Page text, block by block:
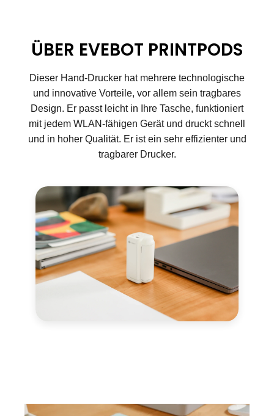
ÜBER EVEBOT PRINTPODS
Dieser Hand-Drucker hat mehrere technologische
und innovative Vorteile, vor allem sein tragbares
Design. Er passt leicht in Ihre Tasche, funktioniert
mit jedem WLAN-fähigen Gerät und druckt schnell
und in hoher Qualität. Er ist ein sehr effizienter und
tragbarer Drucker.